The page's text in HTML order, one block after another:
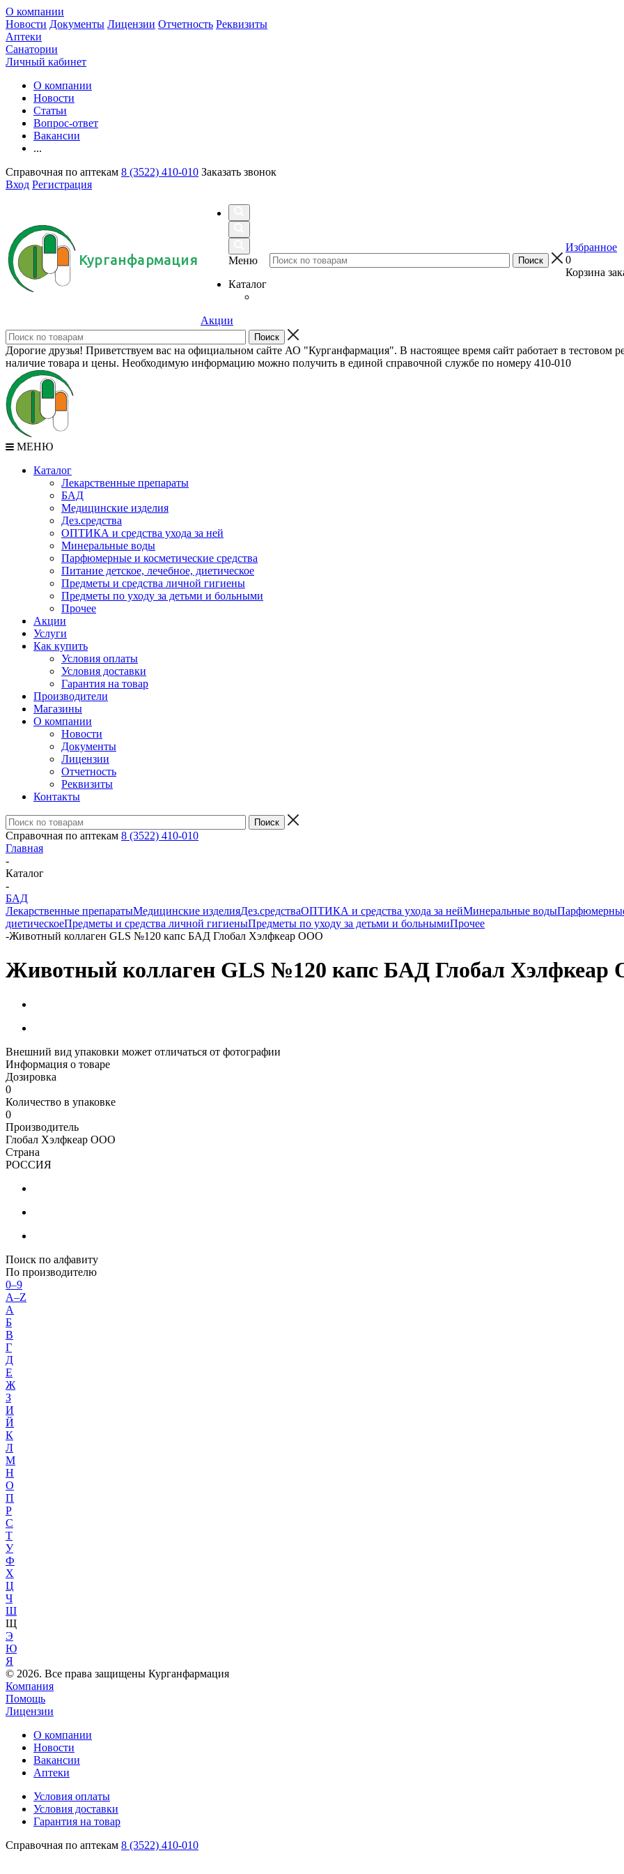
О компании
Новости Документы Лицензии Отчетность Реквизиты
Аптеки
Санатории
Личный кабинет
О компании
Новости
Статьи
Вопрос-ответ
Вакансии
...
Справочная по аптекам 8 (3522) 410-010 Заказать звонок
Вход Регистрация
Курганфармация
Меню
Каталог
Акции
Избранное
0
Корзина
Дорогие друзья! Приветствуем вас на официальном сайте АО "Курганфармация". В настоящее время сайт работает в тестовом
наличие товара и цены. Необходимую информацию можно получить в единой справочной службе по номеру 410-010
МЕНЮ
Каталог
Лекарственные препараты
БАД
Медицинские изделия
Дез.средства
ОПТИКА и средства ухода за ней
Минеральные воды
Парфюмерные и косметические средства
Питание детское, лечебное, диетическое
Предметы и средства личной гигиены
Предметы по уходу за детьми и больными
Прочее
Акции
Услуги
Как купить
Условия оплаты
Условия доставки
Гарантия на товар
Производители
Магазины
О компании
Новости
Документы
Лицензии
Отчетность
Реквизиты
Контакты
Справочная по аптекам 8 (3522) 410-010
Главная
-
Каталог
-
БАД
Лекарственные препаратыМедицинские изделияДез.средстваОПТИКА и средства ухода за нейМинеральные водыПарфюмерные
диетическоеПредметы и средства личной гигиеныПредметы по уходу за детьми и больнымиПрочее
-Животный коллаген GLS №120 капс БАД Глобал Хэлфкеар ООО
Животный коллаген GLS №120 капс БАД Глобал
Внешний вид упаковки может отличаться от фотографии
Информация о товаре
Дозировка
0
Количество в упаковке
0
Производитель
Глобал Хэлфкеар ООО
Страна
РОССИЯ
Поиск по алфавиту
По производителю
0–9
A–Z
А
Б
В
Г
Д
Е
Ж
З
И
Й
К
Л
М
Н
О
П
Р
С
Т
У
Ф
Х
Ц
Ч
Ш
Щ
Э
Ю
Я
© 2026. Все права защищены Курганфармация
Компания
Помощь
Лицензии
О компании
Новости
Вакансии
Аптеки
Условия оплаты
Условия доставки
Гарантия на товар
Справочная по аптекам 8 (3522) 410-010